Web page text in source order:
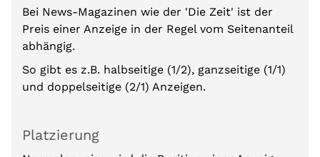
Bei News-Magazinen wie der 'Die Zeit' ist der
Preis einer Anzeige in der Regel vom Seitenanteil
abhängig.
So gibt es z.B. halbseitige (1/2), ganzseitige (1/1)
und doppelseitige (2/1) Anzeigen.
Platzierung